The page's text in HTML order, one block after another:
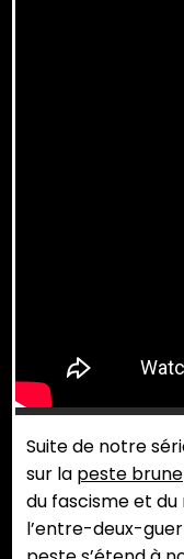
Suite de notre
sur la peste brune
du fascisme et du
l’entre-deux-